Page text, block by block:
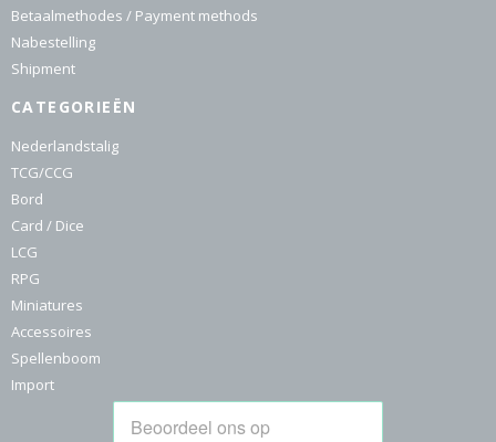
Betaalmethodes / Payment methods
Nabestelling
Shipment
CATEGORIEËN
Nederlandstalig
TCG/CCG
Bord
Card / Dice
LCG
RPG
Miniatures
Accessoires
Spellenboom
Import